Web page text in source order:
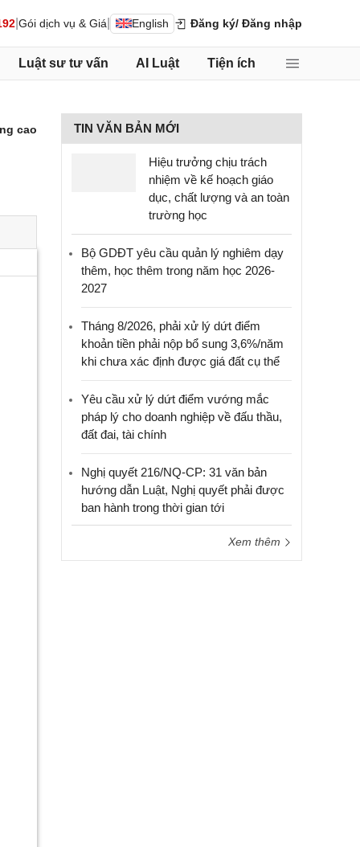
Gói dịch vụ & Giá English Đăng ký/ Đăng nhập
Luật sư tư vấn AI Luật Tiện ích
cao TIN VĂN BẢN MỚI
Hiệu trưởng chịu trách
nhiệm về kế hoạch giáo
dục, chất lượng và an toàn
trường học
Bộ GDĐT yêu cầu quản lý nghiêm dạy
thêm, học thêm trong năm học 2026-
2027
Tháng 8/2026, phải xử lý dứt điểm
khoản tiền phải nộp bổ sung 3,6%/năm
khi chưa xác định được giá đất cụ thể
Yêu cầu xử lý dứt điểm vướng mắc
pháp lý cho doanh nghiệp về đấu thầu,
đất đai, tài chính
Nghị quyết 216/NQ-CP: 31 văn bản
hướng dẫn Luật, Nghị quyết phải được
ban hành trong thời gian tới
Xem thêm